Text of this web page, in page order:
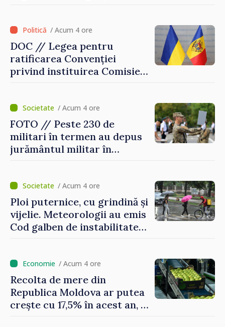
/ Acum 4 ore
DOC // Legea pentru
ratificarea Convenției
privind instituirea Comisiei
Monitorul Oficial
/ Acum 4 ore
FOTO // Peste 230 de
militari în termen au depus
jurământul militar în
/ Acum 4 ore
Ploi puternice, cu grindină și
vijelie. Meteorologii au emis
Cod galben de instabilitate
/ Acum 4 ore
Recolta de mere din
Republica Moldova ar putea
crește cu 17,5% în acest an, în